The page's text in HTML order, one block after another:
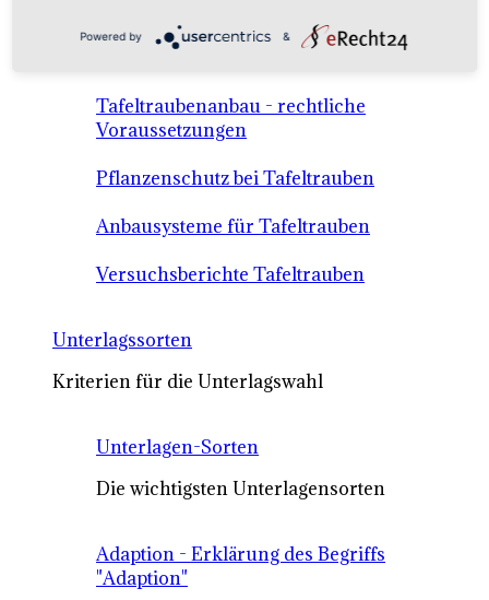
Tafeltrauben A-Z Sortenbeschreibungen
Tafeltraubenanbau - rechtliche
Voraussetzungen
Pflanzenschutz bei Tafeltrauben
Anbausysteme für Tafeltrauben
Versuchsberichte Tafeltrauben
Unterlagssorten
Kriterien für die Unterlagswahl
Unterlagen-Sorten
Die wichtigsten Unterlagensorten
Adaption - Erklärung des Begriffs
"Adaption"
Powered by &